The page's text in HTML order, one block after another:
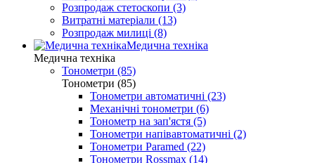
Розпродаж стетоскопи (3)
Витратні матеріали (13)
Розпродаж милиці (8)
Медична техніка
Медична техніка
Тонометри (85)
Тонометри (85)
Тонометри автоматичні (23)
Механічні тонометри (6)
Тонометр на зап'ястя (5)
Тонометри напівавтоматичні (2)
Тонометри Paramed (22)
Тонометри Rossmax (14)